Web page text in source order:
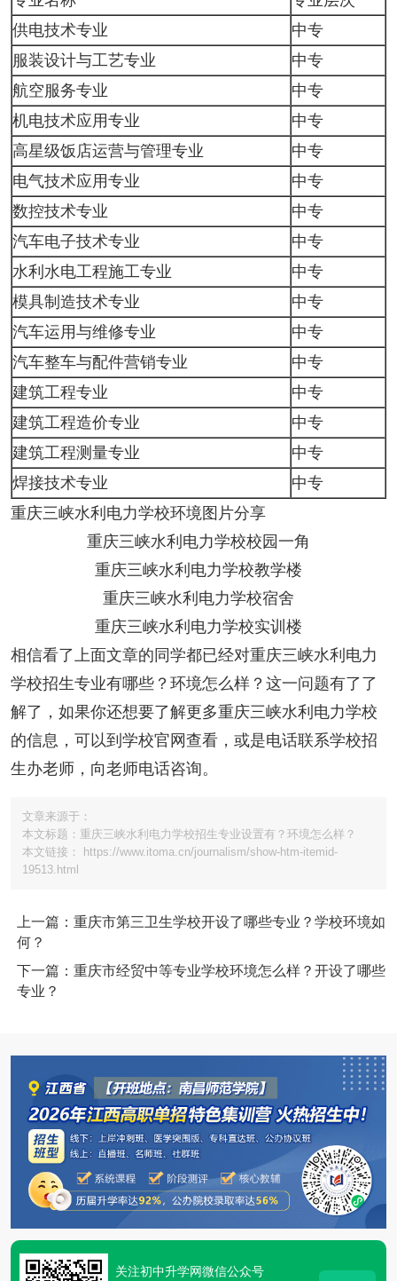
供电技术专业
中专
服装设计与工艺专业
中专
航空服务专业
中专
机电技术应用专业
中专
高星级饭店运营与管理专业
中专
电气技术应用专业
中专
数控技术专业
中专
汽车电子技术专业
中专
水利水电工程施工专业
中专
模具制造技术专业
中专
汽车运用与维修专业
中专
汽车整车与配件营销专业
中专
建筑工程专业
中专
建筑工程造价专业
中专
建筑工程测量专业
中专
焊接技术专业
中专
重庆三峡水利电力学校环境图片分享
重庆三峡水利电力学校校园一角
重庆三峡水利电力学校教学楼
重庆三峡水利电力学校宿舍
重庆三峡水利电力学校实训楼
相信看了上面文章的同学都已经对重庆三峡水利电力
学校招生专业有哪些？环境怎么样？这一问题有了了
解了，如果你还想要了解更多重庆三峡水利电力学校
的信息，可以到学校官网查看，或是电话联系学校招
生办老师，向老师电话咨询。
文章来源于：
本文标题：重庆三峡水利电力学校招生专业设置有？环境怎么样？
本文链接： https://www.itoma.cn/journalism/show-htm-itemid-
19513.html
上一篇：重庆市第三卫生学校开设了哪些专业？学校环境如
何？
下一篇：重庆市经贸中等专业学校环境怎么样？开设了哪些
专业？
关注初中升学网微信公众号